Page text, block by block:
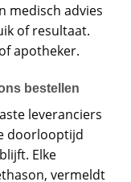
medisch advies
of resultaat.
apotheker.
bestellen
leveranciers
doorlooptijd
Elke
vermeldt